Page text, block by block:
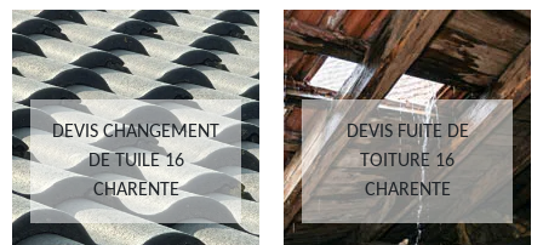
DEVIS CHANGEMENT
DE TUILE 16
CHARENTE
DEVIS FUITE DE
TOITURE 16
CHARENTE